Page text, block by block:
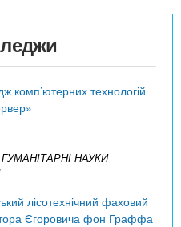
комп’ютерних технологій
НАУКИ
лісотехнічний фаховий
Єгоровича фон Граффа